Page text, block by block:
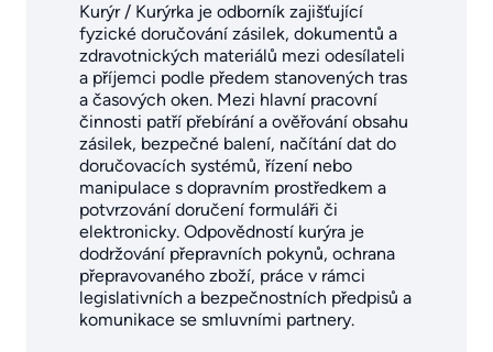
Kurýr / Kurýrka je odborník zajišťující
fyzické doručování zásilek, dokumentů a
zdravotnických materiálů mezi odesílateli
a příjemci podle předem stanovených tras
a časových oken. Mezi hlavní pracovní
činnosti patří přebírání a ověřování obsahu
zásilek, bezpečné balení, načítání dat do
doručovacích systémů, řízení nebo
manipulace s dopravním prostředkem a
potvrzování doručení formuláři či
elektronicky. Odpovědností kurýra je
dodržování přepravních pokynů, ochrana
přepravovaného zboží, práce v rámci
legislativních a bezpečnostních předpisů a
komunikace se smluvními partnery.